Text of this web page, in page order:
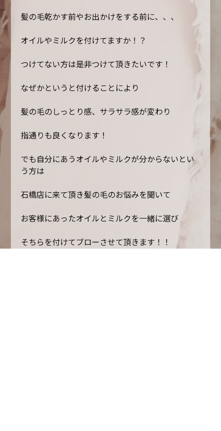
髪の毛乾かす前やお出かけをする前に、、、
オイルやミルクを付けてますか！？
つけてない方は是非つけて頂きたいです！
なぜかというと付けることにより
髪の毛のしっとり感、サラサラ感が変わり
指通りも良くなります！
でも自分にあうオイルやミルクが分からないとい
う方は
石橋店に来て頂き髪の毛のお悩みを聞いて
お客様にあったオイルとミルクを一緒に選び
そちらを付けてブローさせて頂きます！！